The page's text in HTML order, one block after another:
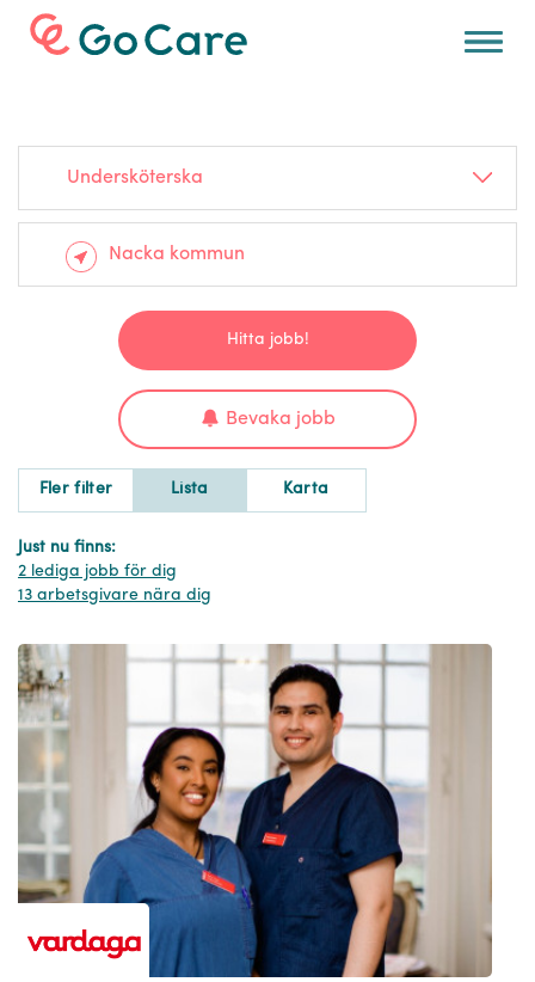
För arbetsgivare
Undersköterska
Hitta jobb!
Bevaka jobb
Fler filter Lista Karta
Just nu finns:
2 lediga jobb för dig
13 arbetsgivare nära dig